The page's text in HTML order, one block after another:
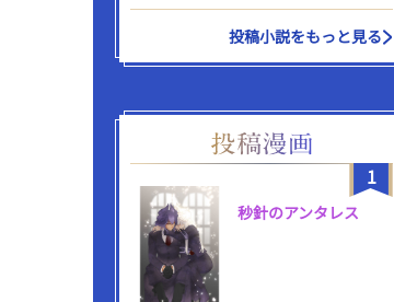
投稿小説をもっと見る
1
秒針のアンタレス